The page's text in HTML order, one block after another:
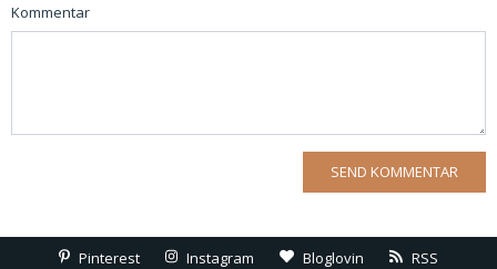
Kommentar
Pinterest Instagram Bloglovin RSS